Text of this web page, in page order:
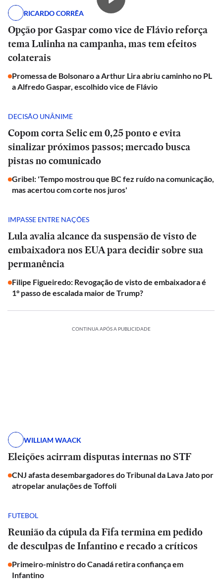
RICARDO CORRÊA
Opção por Gaspar como vice de Flávio reforça
tema Lulinha na campanha, mas tem efeitos
colaterais
Promessa de Bolsonaro a Arthur Lira abriu caminho no PL
a Alfredo Gaspar, escolhido vice de Flávio
DECISÃO UNÂNIME
Copom corta Selic em 0,25 ponto e evita
sinalizar próximos passos; mercado busca
pistas no comunicado
Gribel: 'Tempo mostrou que BC fez ruído na comunicação,
mas acertou com corte nos juros'
IMPASSE ENTRE NAÇÕES
Lula avalia alcance da suspensão de visto de
embaixadora nos EUA para decidir sobre sua
permanência
Filipe Figueiredo: Revogação de visto de embaixadora é
1° passo de escalada maior de Trump?
CONTINUA APÓS A PUBLICIDADE
WILLIAM WAACK
Eleições acirram disputas internas no STF
CNJ afasta desembargadores do Tribunal da Lava Jato por
atropelar anulações de Toffoli
FUTEBOL
Reunião da cúpula da Fifa termina em pedido
de desculpas de Infantino e recado a críticos
Primeiro-ministro do Canadá retira confiança em
Infantino